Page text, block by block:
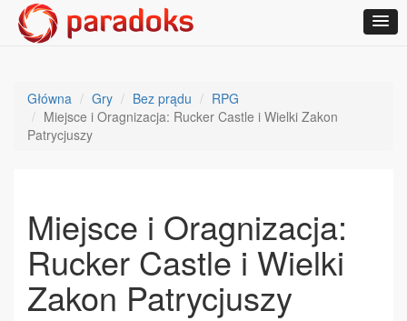
Główna Gry Bez prądu
RPG
Miejsce i Oragnizacja: Rucker Castle i Wielki Zakon
Patrycjuszy
Miejsce i Oragnizacja:
Rucker Castle i Wielki
Zakon Patrycjuszy